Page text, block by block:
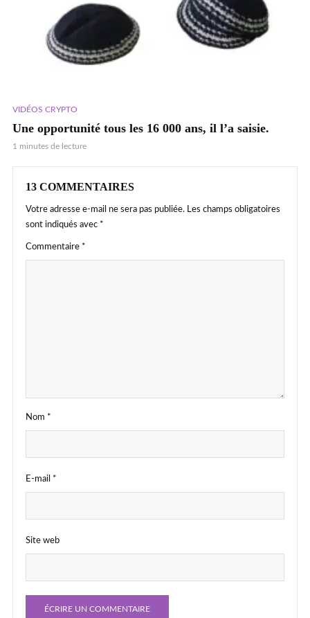
VIDÉOS CRYPTO
Une opportunité tous les 16 000 ans, il l’a saisie.
1 minutes de lecture
13 COMMENTAIRES
Votre adresse e-mail ne sera pas publiée. Les champs obligatoires
sont indiqués avec *
Commentaire *
Nom *
E-mail *
Site web